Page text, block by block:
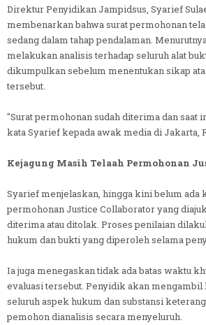
Direktur Penyidikan Jampidsus, Syarief
membenarkan bahwa surat permohonan
sedang dalam tahap pendalaman.
melakukan analisis terhadap seluruh alat
dikumpulkan sebelum menentukan sikap
tersebut.
"Surat permohonan sudah diterima dan saat
kata Syarief kepada awak media di Jakarta,
Kejagung Masih Telaah Permohonan
Syarief menjelaskan, hingga kini belum ada
permohonan Justice Collaborator yang
diterima atau ditolak. Proses penilaian
hukum dan bukti yang diperoleh selama
Ia juga menegaskan tidak ada batas waktu
evaluasi tersebut. Penyidik akan mengambil
seluruh aspek hukum dan substansi
pemohon dianalisis secara menyeluruh.